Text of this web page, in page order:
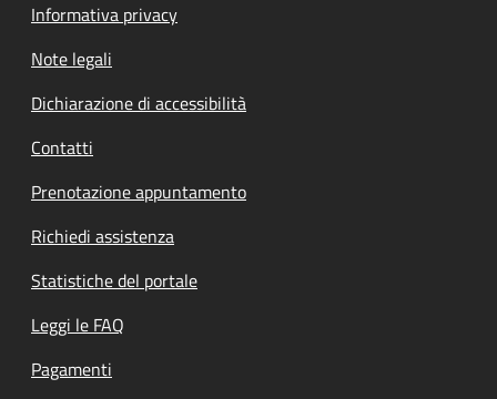
Informativa privacy
Note legali
Dichiarazione di accessibilità
Contatti
Prenotazione appuntamento
Richiedi assistenza
Statistiche del portale
Leggi le FAQ
Pagamenti